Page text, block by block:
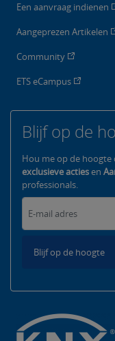
Een aanvraag indienen
Aangeprezen Artikelen
Community
ETS eCampus
Blijf op de
Hou me op de hoogte
exclusieve actiesen
professionals.
Blijf op de hoogte